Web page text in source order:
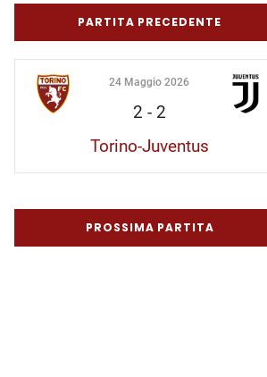
PARTITA PRECEDENTE
24 Maggio 2026
2 - 2
Torino-Juventus
PROSSIMA PARTITA